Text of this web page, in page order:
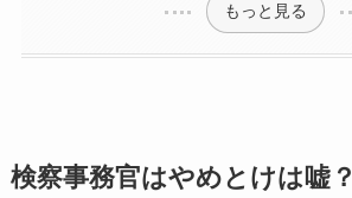
もっと見る
検察事務官はやめとけは嘘？